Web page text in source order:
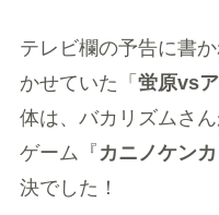
テレビ欄の予告に書
かせていた「 蛍原vs
体は、バカリズムさ
ゲーム『 カニノケン
決でした！